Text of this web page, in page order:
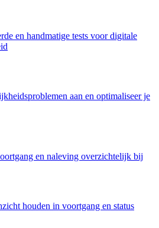
en handmatige tests voor digitale
aan en optimaliseer je
en naleving overzichtelijk bij
houden in voortgang en status